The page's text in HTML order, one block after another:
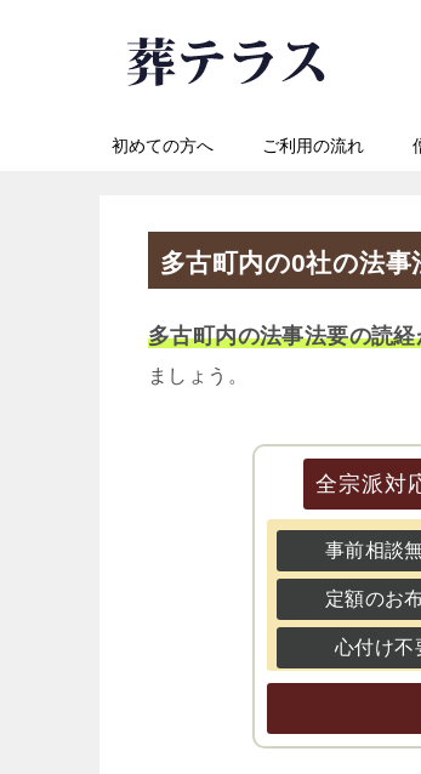
初めての方へ ご利用の流れ
多古町内の0社の法
多古町内の法事法要の読
ましょう。
全宗派対
事前相談
定額のお
心付け不